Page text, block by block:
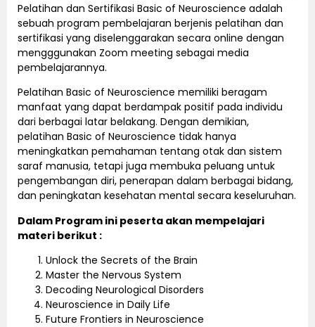
Pelatihan dan Sertifikasi Basic of Neuroscience adalah
sebuah program pembelajaran berjenis pelatihan dan
sertifikasi yang diselenggarakan secara online dengan
mengggunakan Zoom meeting sebagai media
pembelajarannya.
Pelatihan Basic of Neuroscience memiliki beragam
manfaat yang dapat berdampak positif pada individu
dari berbagai latar belakang. Dengan demikian,
pelatihan Basic of Neuroscience tidak hanya
meningkatkan pemahaman tentang otak dan sistem
saraf manusia, tetapi juga membuka peluang untuk
pengembangan diri, penerapan dalam berbagai bidang,
dan peningkatan kesehatan mental secara keseluruhan.
Dalam Program ini peserta akan mempelajari
materi berikut :
Unlock the Secrets of the Brain
Master the Nervous System
Decoding Neurological Disorders
Neuroscience in Daily Life
Future Frontiers in Neuroscience